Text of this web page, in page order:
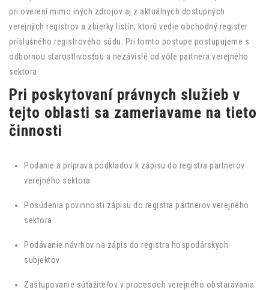
pri overení mimo iných zdrojov aj z aktuálnych dostupných
verejných registrov a zbierky listín, ktorú vedie obchodný register
príslušného registrového súdu. Pri tomto postupe postupujeme s
odbornou starostlivosťou a nezávislé od vôle partnera verejného
sektora.
Pri poskytovaní právnych služieb v
tejto oblasti sa zameriavame na tieto
činnosti
Podanie a príprava podkladov k zápisu do registra partnerov
verejného sektora
Posúdenia povinnosti zápisu do registra partnerov verejného
sektora
Podávanie návrhov na zápis do registra hospodárskych
subjektov
Zastupovanie súťažiteľov v procesoch verejného obstarávania